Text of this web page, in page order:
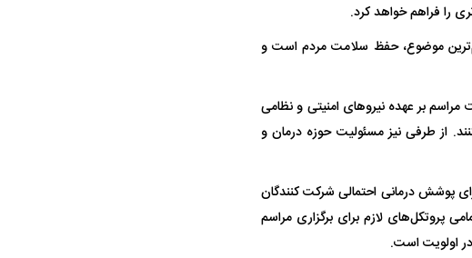
را فراهم خواهد کرد.
موضوع، حفظ سلامت مردم است و
بر عهده نیروهای امنیتی و نظامی
از طرفی نیز مسئولیت حوزه درمان و
پوشش درمانی احتمالی شرکت کنندگان
پروتکل‌های لازم برای برگزاری مراسم
اولویت است.